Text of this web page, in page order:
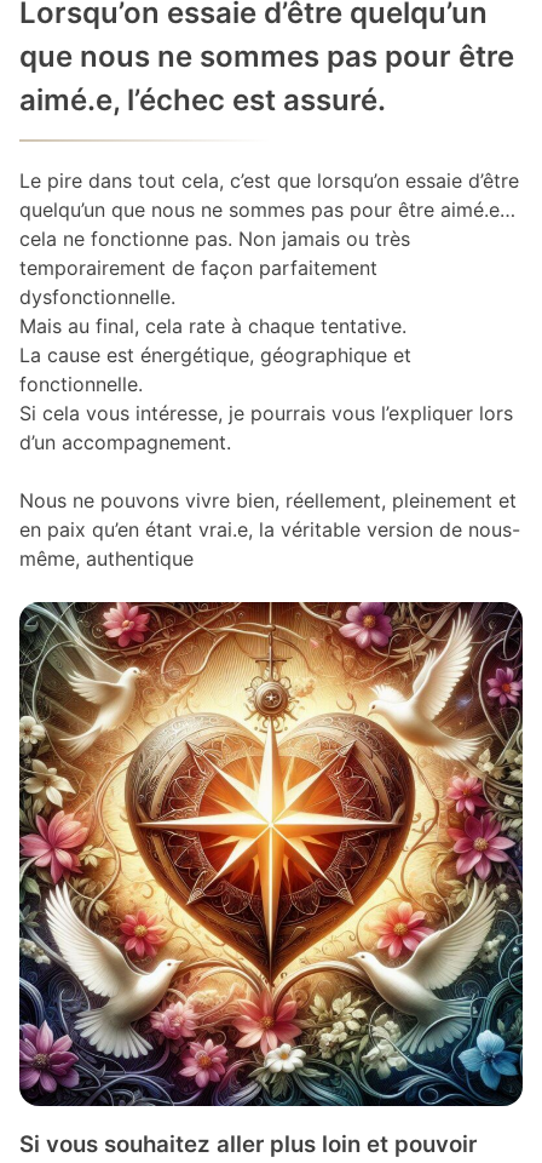
Lorsqu’on essaie d’être quelqu’un
que nous ne sommes pas pour être
aimé.e, l’échec est assuré.
Le pire dans tout cela, c’est que lorsqu’on essaie d’être
quelqu’un que nous ne sommes pas pour être aimé.e…
cela ne fonctionne pas. Non jamais ou très
temporairement de façon parfaitement
dysfonctionnelle.
Mais au final, cela rate à chaque tentative.
La cause est énergétique, géographique et
fonctionnelle.
Si cela vous intéresse, je pourrais vous l’expliquer lors
d’un accompagnement.
Nous ne pouvons vivre bien, réellement, pleinement et
en paix qu’en étant vrai.e, la véritable version de nous-
même, authentique
Si vous souhaitez aller plus loin et pouvoir